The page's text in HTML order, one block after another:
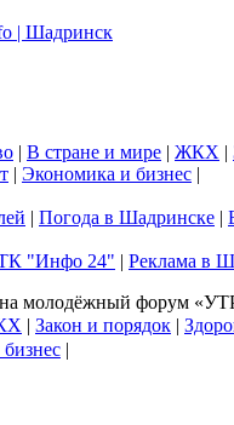
| В стране и мире | ЖКХ |
| Экономика и бизнес |
| Погода в Шадринске |
"Инфо 24" | Реклама в
молодёжный форум
| Закон и порядок |
|